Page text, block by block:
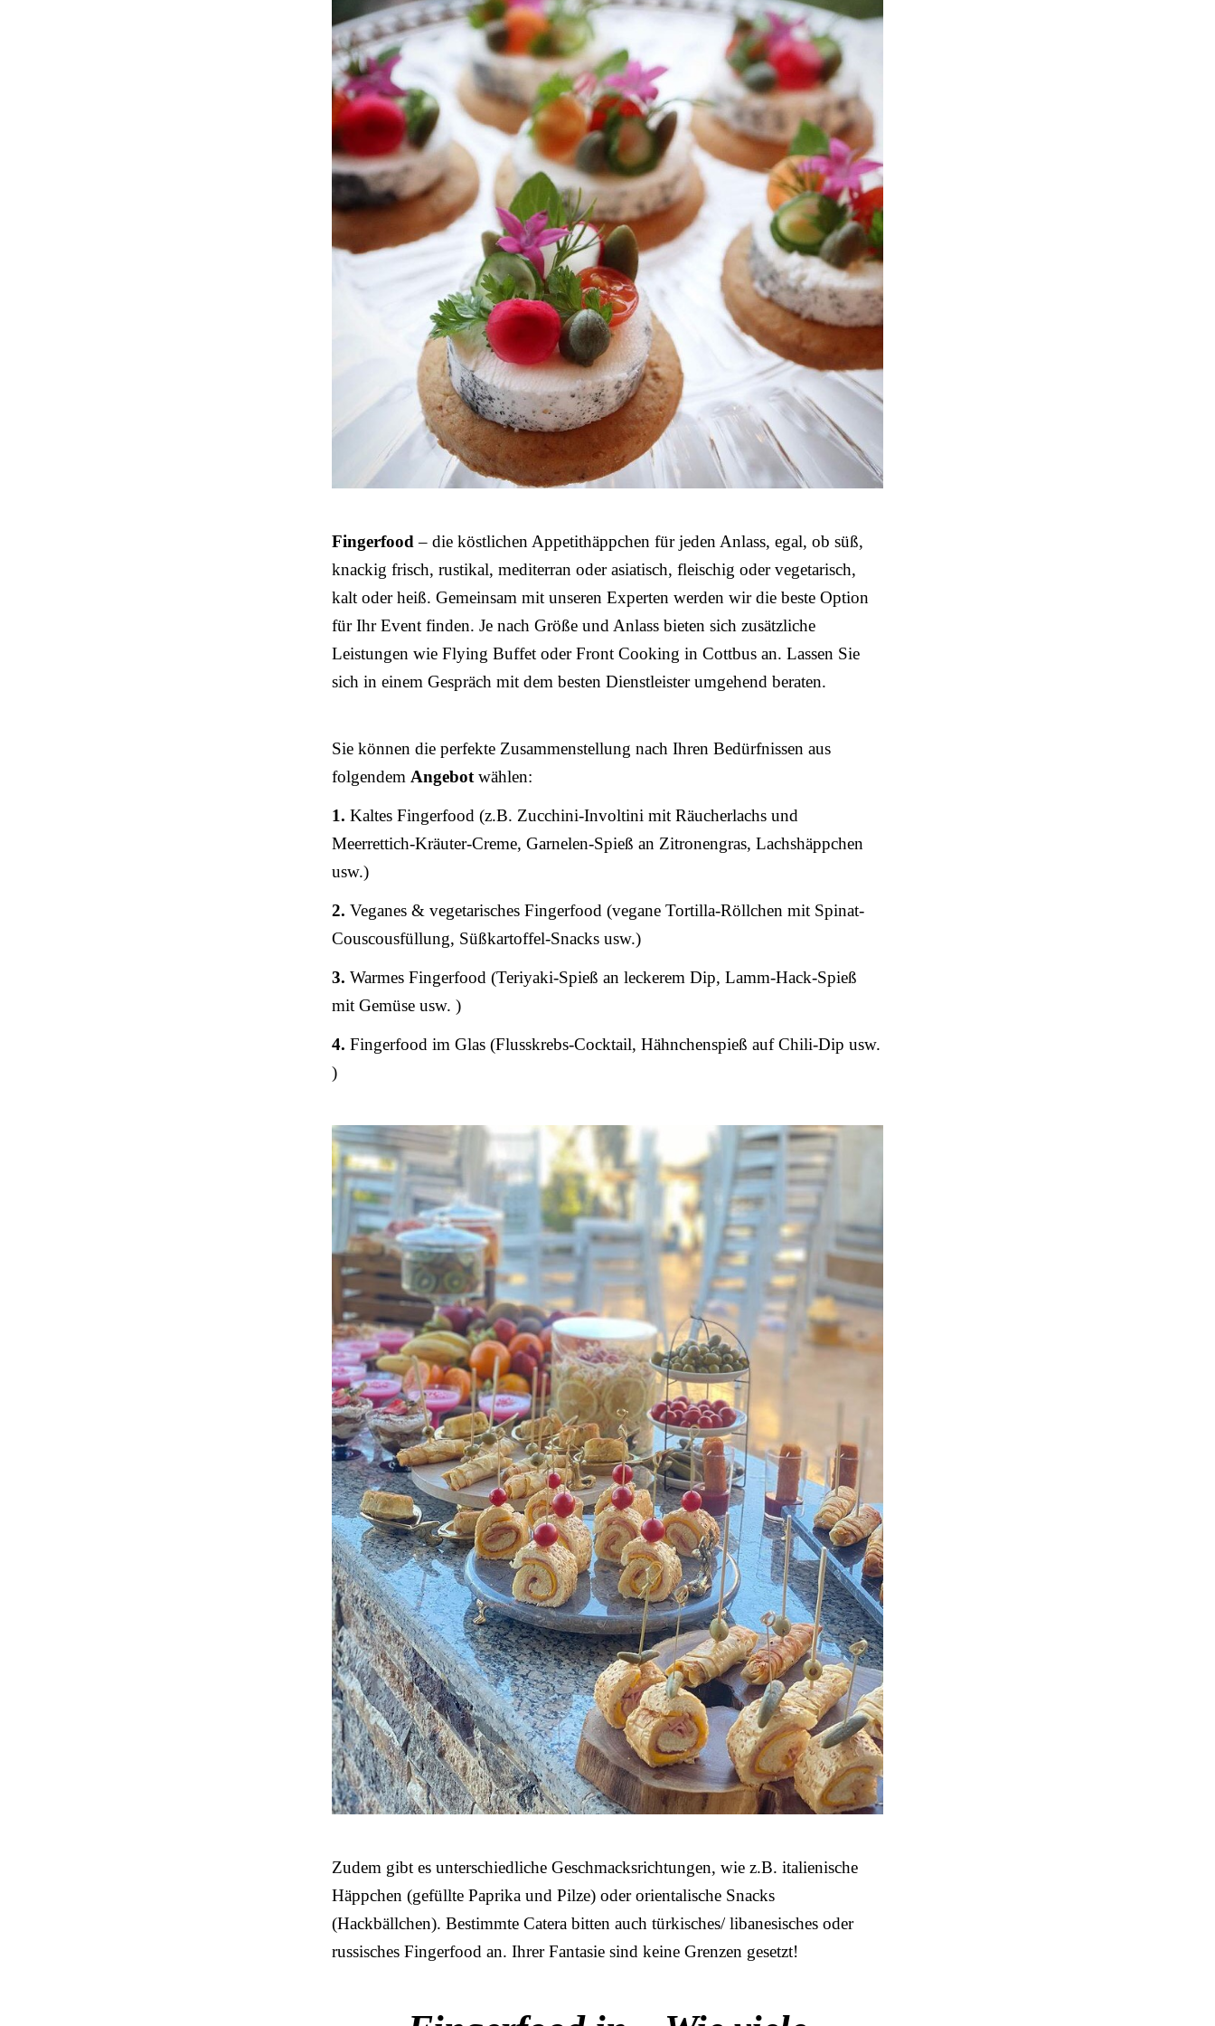
Fingerfood – die köstlichen Appetithäppchen für jeden Anlass, egal, ob süß,
knackig frisch, rustikal, mediterran oder asiatisch, fleischig oder vegetarisch,
kalt oder heiß. Gemeinsam mit unseren Experten werden wir die beste Option
für Ihr Event finden. Je nach Größe und Anlass bieten sich zusätzliche
Leistungen wie Flying Buffet oder Front Cooking in Cottbus an. Lassen Sie
sich in einem Gespräch mit dem besten Dienstleister umgehend beraten.
Sie können die perfekte Zusammenstellung nach Ihren Bedürfnissen aus
folgendem Angebot wählen:
1. Kaltes Fingerfood (z.B. Zucchini-Involtini mit Räucherlachs und
Meerrettich-Kräuter-Creme, Garnelen-Spieß an Zitronengras, Lachshäppchen
usw.)
2. Veganes & vegetarisches Fingerfood (vegane Tortilla-Röllchen mit Spinat-
Couscousfüllung, Süßkartoffel-Snacks usw.)
3. Warmes Fingerfood (Teriyaki-Spieß an leckerem Dip, Lamm-Hack-Spieß
mit Gemüse usw. )
4. Fingerfood im Glas (Flusskrebs-Cocktail, Hähnchenspieß auf Chili-Dip usw.
)
Zudem gibt es unterschiedliche Geschmacksrichtungen, wie z.B. italienische
Häppchen (gefüllte Paprika und Pilze) oder orientalische Snacks
(Hackbällchen). Bestimmte Catera bitten auch türkisches/ libanesisches oder
russisches Fingerfood an. Ihrer Fantasie sind keine Grenzen gesetzt!